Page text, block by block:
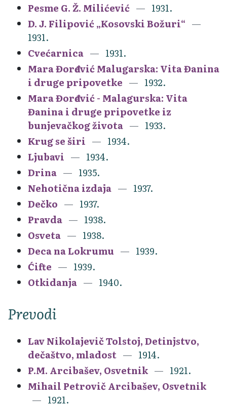
Pesme G. Ž. Milićević
1931.
D. J. Filipović „Kosovski Božuri“
1931.
Cvećarnica
1931.
Mara Đorđević Malugarska: Vita Đanina
i druge pripovetke
1932.
Mara Đorđević - Malagurska: Vita
Đanina i druge pripovetke iz
bunjevačkog života
1933.
Krug se širi
1934.
Ljubavi
1934.
Drina
1935.
Nehotična izdaja
1937.
Dečko
1937.
Pravda
1938.
Osveta
1938.
Deca na Lokrumu
1939.
Ćifte
1939.
Otkidanja
1940.
Prevodi
Lav Nikolajevič Tolstoj, Detinjstvo,
dečaštvo, mladost
1914.
P.M. Arcibašev, Osvetnik
1921.
Mihail Petrovič Arcibašev, Osvetnik
1921.